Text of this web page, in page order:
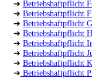
➔ Betriebshaftpflicht
➔ Betriebshaftpflicht
➔ Betriebshaftpflicht
➔ Betriebshaftpflicht
➔ Betriebshaftpflicht
➔ Betriebshaftpflicht
➔ Betriebshaftpflicht
➔ Betriebshaftpflicht